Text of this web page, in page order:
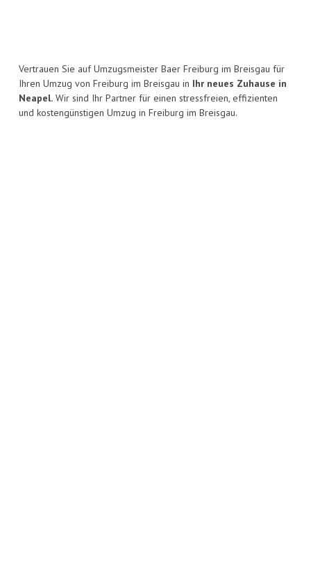
Vertrauen Sie auf Umzugsmeister Baer Freiburg im Breisgau für
Ihren Umzug von Freiburg im Breisgau in Ihr neues Zuhause in
Neapel. Wir sind Ihr Partner für einen stressfreien, effizienten
und kostengünstigen Umzug in Freiburg im Breisgau.